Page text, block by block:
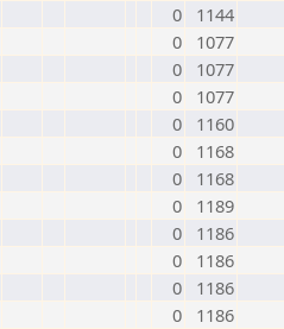
0
1144
0
1077
0
1077
0
1077
0
1160
0
1168
0
1168
0
1189
0
1186
0
1186
0
1186
0
1186